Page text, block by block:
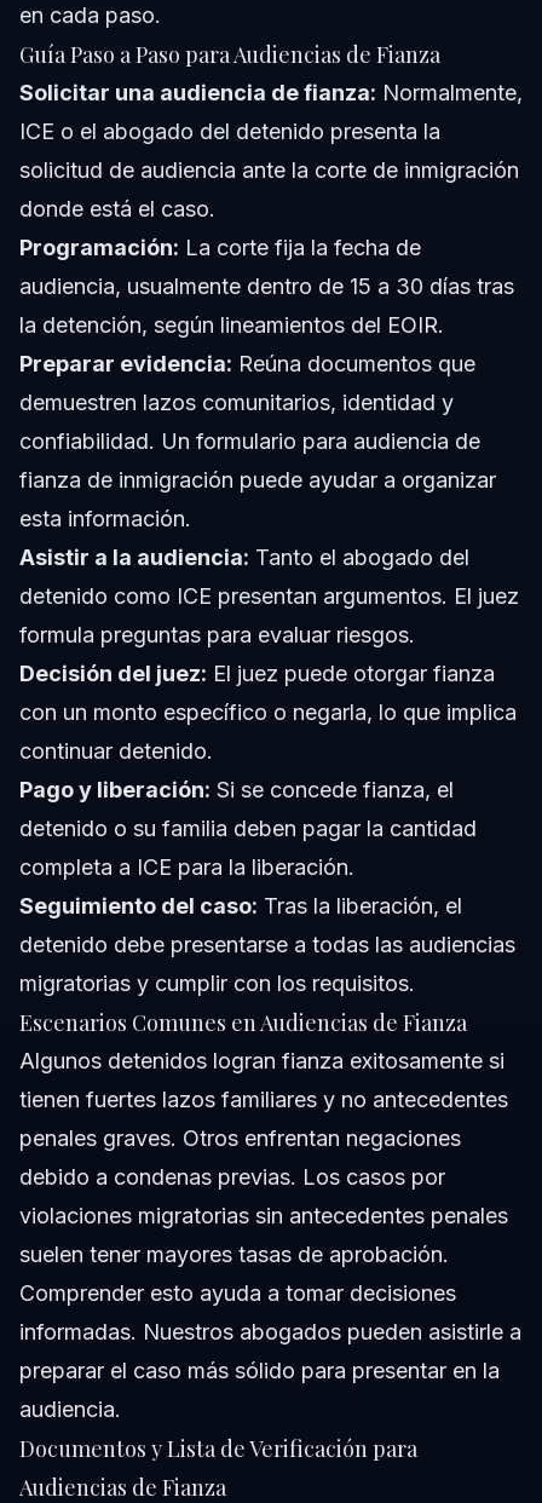
en cada paso.
Guía Paso a Paso para Audiencias de Fianza
Solicitar una audiencia de fianza: Normalmente,
ICE o el abogado del detenido presenta la
solicitud de audiencia ante la corte de inmigración
donde está el caso.
Programación: La corte fija la fecha de
audiencia, usualmente dentro de 15 a 30 días tras
la detención, según lineamientos del EOIR.
Preparar evidencia: Reúna documentos que
demuestren lazos comunitarios, identidad y
confiabilidad. Un formulario para audiencia de
fianza de inmigración puede ayudar a organizar
esta información.
Asistir a la audiencia: Tanto el abogado del
detenido como ICE presentan argumentos. El juez
formula preguntas para evaluar riesgos.
Decisión del juez: El juez puede otorgar fianza
con un monto específico o negarla, lo que implica
continuar detenido.
Pago y liberación: Si se concede fianza, el
detenido o su familia deben pagar la cantidad
completa a ICE para la liberación.
Seguimiento del caso: Tras la liberación, el
detenido debe presentarse a todas las audiencias
migratorias y cumplir con los requisitos.
Escenarios Comunes en Audiencias de Fianza
Algunos detenidos logran fianza exitosamente si
tienen fuertes lazos familiares y no antecedentes
penales graves. Otros enfrentan negaciones
debido a condenas previas. Los casos por
violaciones migratorias sin antecedentes penales
suelen tener mayores tasas de aprobación.
Comprender esto ayuda a tomar decisiones
informadas. Nuestros abogados pueden asistirle a
preparar el caso más sólido para presentar en la
audiencia.
Documentos y Lista de Verificación para
Audiencias de Fianza